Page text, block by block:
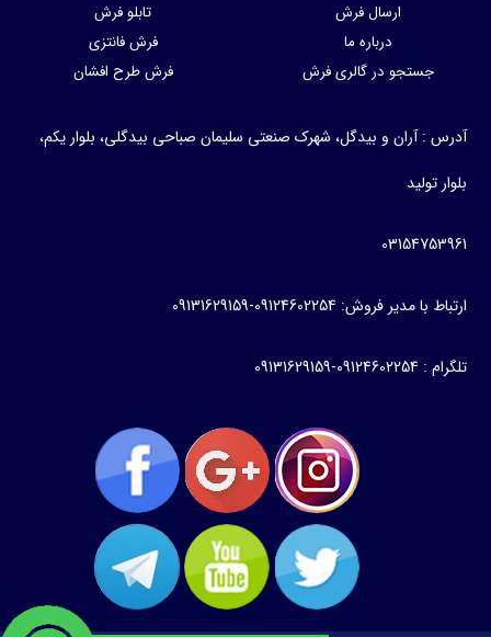
ارسال فرش
درباره ما
جستجو در گالری فرش
تابلو فرش
فرش فانتزی
فرش طرح افشان
آدرس : آران و بیدگل، شهرک صنعتی سلیمان صباحی بیدگلی، بلوار یکم،
بلوار تولید
03154753961
ارتباط با مدیر فروش: 09124602254-09131629159
تلگرام : 09124602254-09131629159